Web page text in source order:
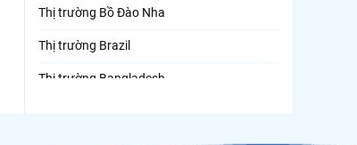
Thị trường Bồ Đào Nha
Thị trường Brazil
Thị trường Bangladesh